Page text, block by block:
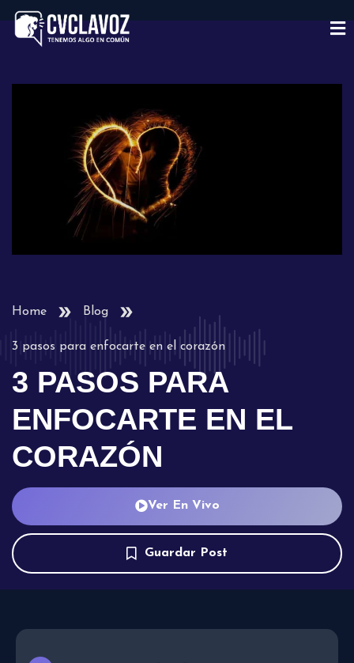
Home Blog
3 pasos para enfocarte en el corazón
3 PASOS PARA
ENFOCARTE EN EL
CORAZÓN
Ver En Vivo
Guardar Post